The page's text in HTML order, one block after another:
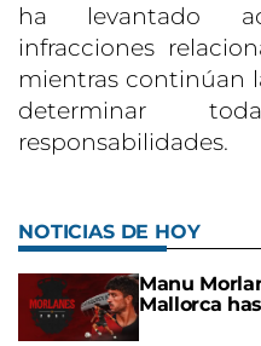
ha levantado
infracciones
mientras continúan
determinar
responsabilidades.
NOTICIAS DE HOY
Manu
Mallorca